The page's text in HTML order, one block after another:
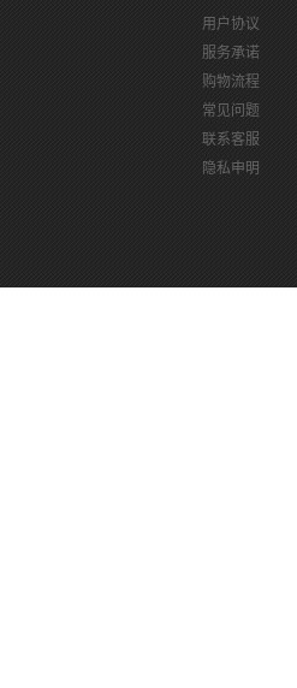
用户协议
服务承诺
购物流程
常见问题
联系客服
隐私申明